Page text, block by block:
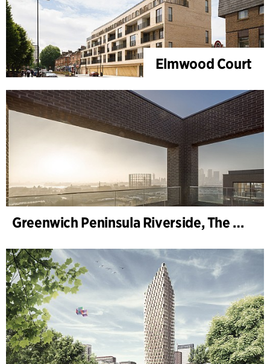
Elmwood Court
Greenwich Peninsula Riverside, The Moore